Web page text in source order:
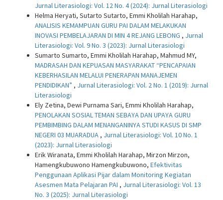
Jurnal Literasiologi: Vol. 12 No. 4 (2024): Jurnal Literasiologi
Helma Heryati, Sutarto Sutarto, Emmi Kholilah Harahap,
ANALISIS KEMAMPUAN GURU PAI DALAM MELAKUKAN
INOVASI PEMBELAJARAN DI MIN 4 REJANG LEBONG , Jurnal
Literasiologi: Vol. 9 No. 3 (2023): Jurnal Literasiologi
Sumarto Sumarto, Emmi Kholilah Harahap, Mahmud MY,
MADRASAH DAN KEPUASAN MASYARAKAT “PENCAPAIAN
KEBERHASILAN MELALUI PENERAPAN MANAJEMEN
PENDIDIKAN” , Jurnal Literasiologi: Vol. 2 No. 1 (2019): Jurnal
Literasiologi
Ely Zetina, Dewi Purnama Sari, Emmi Kholilah Harahap,
PENOLAKAN SOSIAL TEMAN SEBAYA DAN UPAYA GURU
PEMBIMBING DALAM MENANGANINYA STUDI KASUS DI SMP
NEGERI 03 MUARADUA , Jurnal Literasiologi: Vol. 10 No. 1
(2023): Jurnal Literasiologi
Erik Wiranata, Emmi Kholilah Harahap, Mirzon Mirzon,
Hamengkubuwono Hamengkubuwono, Efektivitas
Penggunaan Aplikasi Pijar dalam Monitoring Kegiatan
Asesmen Mata Pelajaran PAI , Jurnal Literasiologi: Vol. 13
No. 3 (2025): Jurnal Literasiologi